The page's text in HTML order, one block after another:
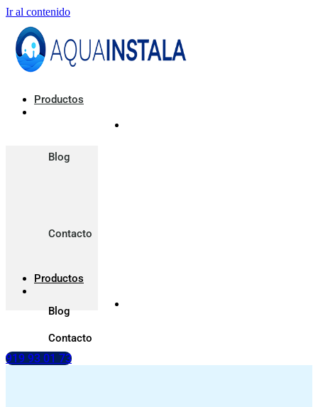
Ir al contenido
Productos
Blog
Contacto
Productos
Blog
Contacto
919 93 01 73